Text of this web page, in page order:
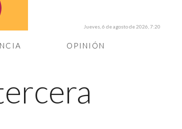
OPINIÓN
Jueves, 6 de agosto de 2026, 7:20